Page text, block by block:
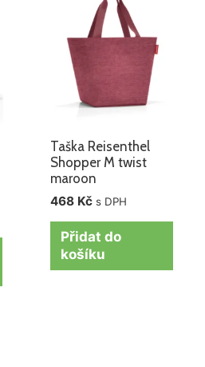
Taška Reisenthel
Shopper M twist
maroon
468 Kč s DPH
Přidat do
košíku